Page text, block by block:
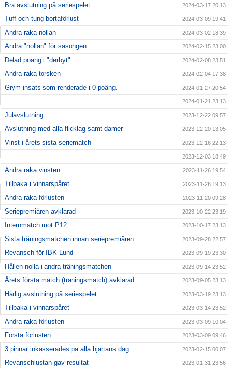
Bra avslutning på seriespelet 2024-03-17 20:13
Tuff och tung bortaförlust 2024-03-09 19:41
Andra raka nollan 2024-03-02 18:39
Andra "nollan" för säsongen 2024-02-15 23:00
Delad poäng i "derbyt" 2024-02-08 23:51
Andra raka torsken 2024-02-04 17:38
Grym insats som renderade i 0 poäng. 2024-01-27 20:54
2024-01-21 23:13
Julavslutning 2023-12-22 09:57
Avslutning med alla flicklag samt damer 2023-12-20 13:05
Vinst i årets sista seriematch 2023-12-16 22:13
2023-12-03 18:49
Andra raka vinsten 2023-11-26 19:54
Tillbaka i vinnarspåret 2023-11-26 19:13
Andra raka förlusten 2023-11-20 09:28
Seriepremiären avklarad 2023-10-22 23:19
Internmatch mot P12 2023-10-17 23:13
Sista träningsmatchen innan seriepremiären 2023-09-28 22:57
Revansch för IBK Lund 2023-09-19 23:30
Hållen nolla i andra träningsmatchen 2023-09-14 23:52
Årets första match (träningsmatch) avklarad 2023-09-05 23:13
Härlig avslutning på seriespelet 2023-03-19 23:13
Tillbaka i vinnarspåret 2023-03-14 23:52
Andra raka förlusten 2023-03-09 10:04
Första förlusten 2023-03-09 09:46
3 pinnar inkasserades på alla hjärtans dag 2023-02-15 00:07
Revanschlustan gav resultat 2023-01-31 23:56